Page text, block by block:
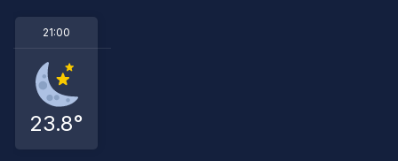
21:00
23.8°